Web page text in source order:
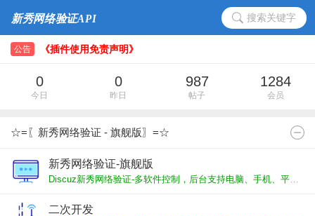
搜索关键字
公告
《插件使用免责声明》‌
《插件使用免责声明》‌
0
今日
0
昨日
987
帖子
1284
会员
☆=〖新秀网络验证 - 旗舰版〗=☆
新秀网络验证-旗舰版
Discuz新秀网络验证-多软件控制，后台支持电脑、手机、平板多平台在线管理，独立管理平台、代理分销平台、插件应用平台。
二次开发